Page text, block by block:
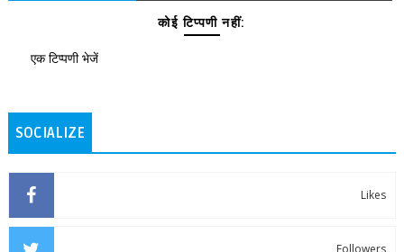
कोई टिप्पणी नहीं:
एक टिप्पणी भेजें
SOCIALIZE
Likes
Followers